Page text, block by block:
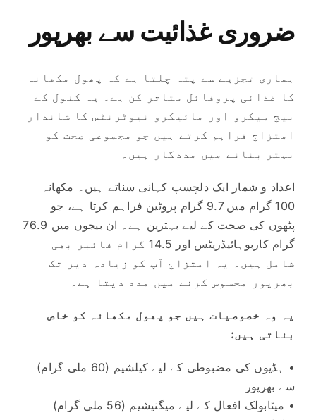
ضروری غذائیت سے بھرپور
ہماری تجزیے سے پتہ چلتا ہے کہ پھول مکھانہ
کا غذائی پروفائل متاثر کن ہے۔ یہ کنول کے
بیج میکرو اور مائیکرو نیوٹرنٹس کا شاندار
امتزاج فراہم کرتے ہیں جو مجموعی صحت کو
بہتر بنانے میں مددگار ہیں۔
اعداد و شمار ایک دلچسپ کہانی سناتے ہیں۔ مکھانہ
100 گرام میں 9.7 گرام پروٹین فراہم کرتا ہے، جو
پٹھوں کی صحت کے لیے بہترین ہے۔ ان بیجوں میں 76.9
گرام کاربوہائیڈریٹس اور 14.5 گرام فائبر بھی
شامل ہیں۔ یہ امتزاج آپ کو زیادہ دیر تک
بھرپور محسوس کرنے میں مدد دیتا ہے۔
یہ وہ خصوصیات ہیں جو پھول مکھانہ کو خاص
بناتی ہیں:
• ہڈیوں کی مضبوطی کے لیے کیلشیم (60 ملی گرام)
سے بھرپور
• میٹابولک افعال کے لیے میگنیشیم (56 ملی گرام)